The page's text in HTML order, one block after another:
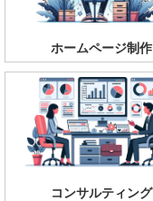
ホームページ制作
コンサルティング